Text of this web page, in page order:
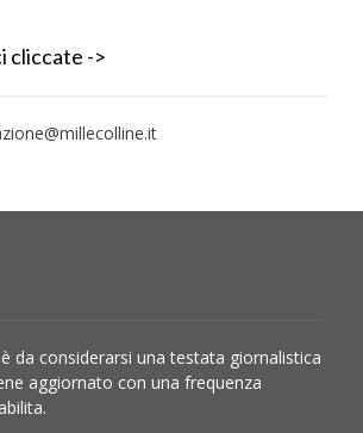
cliccate ->
da considerarsi una testata giornalistica
aggiornato con una frequenza